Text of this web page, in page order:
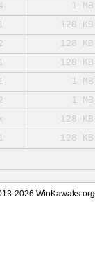
1 MB
128 KB
128 KB
128 KB
1 MB
1 MB
128 KB
128 KB
2026